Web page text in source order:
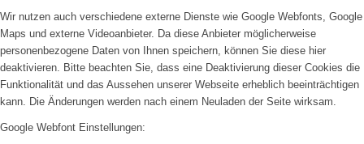
Wir nutzen auch verschiedene externe Dienste wie Google Webfonts, Google
Maps und externe Videoanbieter. Da diese Anbieter möglicherweise
personenbezogene Daten von Ihnen speichern, können Sie diese hier
deaktivieren. Bitte beachten Sie, dass eine Deaktivierung dieser Cookies die
Funktionalität und das Aussehen unserer Webseite erheblich beeinträchtigen
kann. Die Änderungen werden nach einem Neuladen der Seite wirksam.
Google Webfont Einstellungen: